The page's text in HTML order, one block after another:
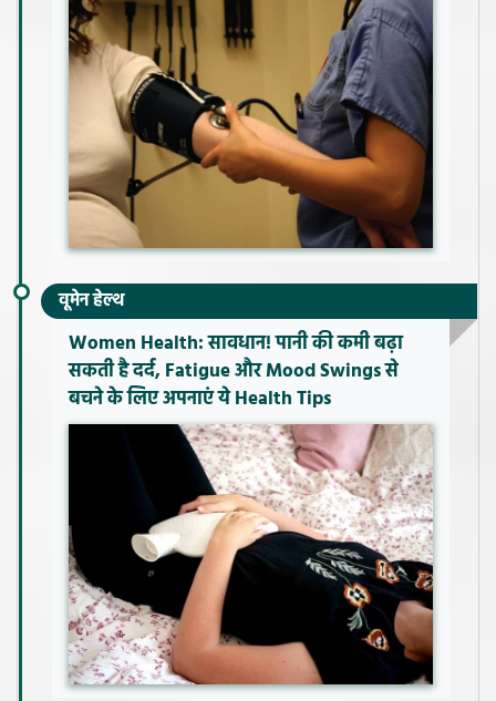
वूमेन हेल्थ
Women Health: सावधान! पानी की कमी बढ़ा
सकती है दर्द, Fatigue और Mood Swings से
बचने के लिए अपनाएं ये Health Tips